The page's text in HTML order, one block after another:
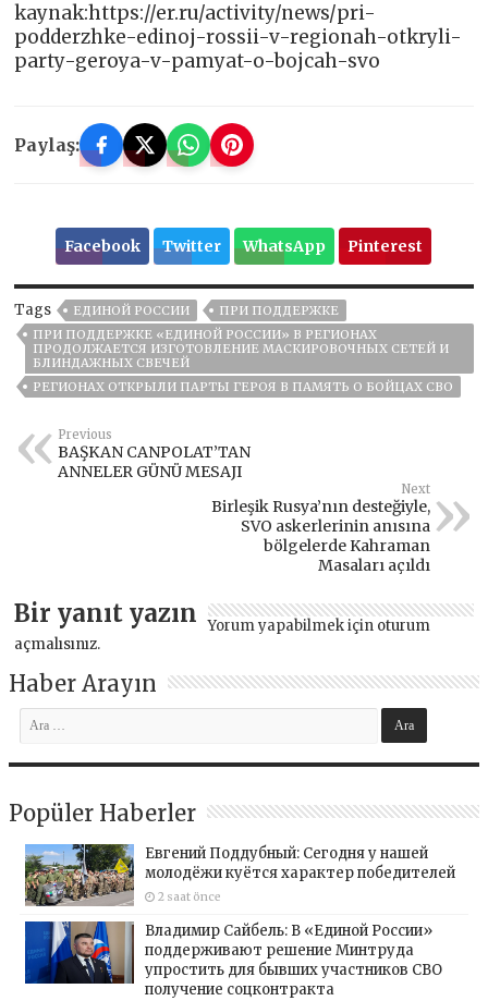
kaynak:https://er.ru/activity/news/pri-
podderzhke-edinoj-rossii-v-regionah-otkryli-
party-geroya-v-pamyat-o-bojcah-svo
Paylaş:
Facebook Twitter WhatsApp Pinterest
Tags ЕДИНОЙ РОССИИ
ПРИ ПОДДЕРЖКЕ
ПРИ ПОДДЕРЖКЕ «ЕДИНОЙ РОССИИ» В РЕГИОНАХ
ПРОДОЛЖАЕТСЯ ИЗГОТОВЛЕНИЕ МАСКИРОВОЧНЫХ СЕТЕЙ И
БЛИНДАЖНЫХ СВЕЧЕЙ
РЕГИОНАХ ОТКРЫЛИ ПАРТЫ ГЕРОЯ В ПАМЯТЬ О БОЙЦАХ СВО
Previous
BAŞKAN CANPOLAT’TAN
ANNELER GÜNÜ MESAJI
Next
Birleşik Rusya’nın desteğiyle,
SVO askerlerinin anısına
bölgelerde Kahraman
Masaları açıldı
Bir yanıt yazın Yorum yapabilmek için oturum
açmalısınız.
Haber Arayın
Popüler Haberler
Евгений Поддубный: Сегодня у нашей
молодёжи куётся характер победителей
2 saat önce
Владимир Сайбель: В «Единой России»
поддерживают решение Минтруда
упростить для бывших участников СВО
получение соцконтракта